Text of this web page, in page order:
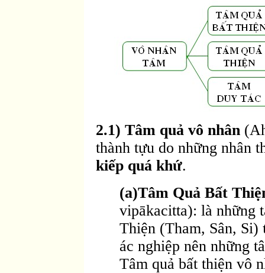
2.1) Tâm quả vô nhân
thành tựu do những nhân
kiếp quá khứ.
(a)Tâm Quả Bất
vipākacitta): là những
Thiện (Tham, Sân, Si)
ác nghiệp nên những
Tâm quả bất thiện vô